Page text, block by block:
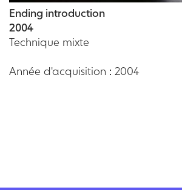
Ending introduction
2004
Technique mixte
Année d'acquisition : 2004